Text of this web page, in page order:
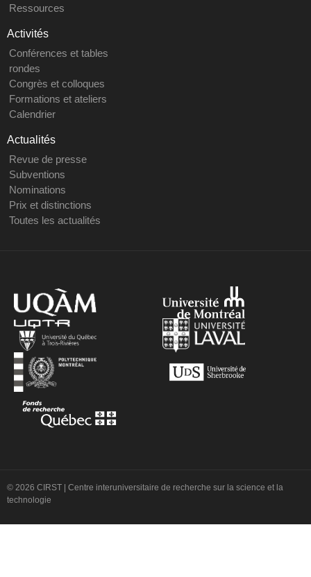
Ressources
Activités
Conférences et tables
rondes
Congrès et colloques
Formations et ateliers
Calendrier
Actualités
Revue de presse
Subventions
Nominations
Prix et distinctions
Toutes les actualités
© 2026 CIRST | Centre interuniversitaire de recherche sur la science et la
technologie